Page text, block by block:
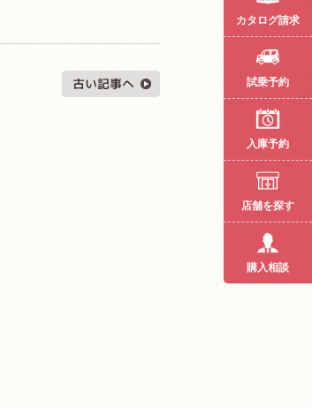
カタログ請求
試乗予約
入庫予約
店舗を探す
購入相談